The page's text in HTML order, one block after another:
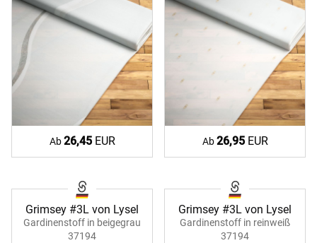
Ab26,45EUR Ab26,95EUR
Grimsey #3L von Lysel
Gardinenstoff in beigegrau
37194
Grimsey #3L von Lysel
Gardinenstoff in reinweiß
37194